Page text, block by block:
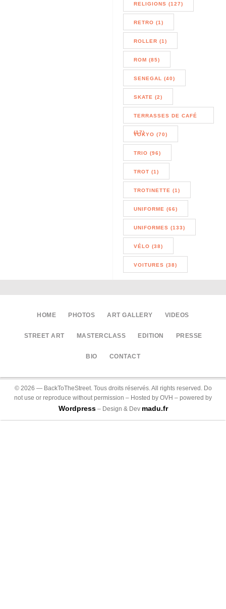
RELIGIONS (127)
RETRO (1)
ROLLER (1)
ROM (85)
SENEGAL (40)
SKATE (2)
TERRASSES DE CAFÉ
(17)
TOKYO (70)
TRIO (96)
TROT (1)
TROTINETTE (1)
UNIFORME (66)
UNIFORMES (133)
VÉLO (38)
VOITURES (38)
HOME PHOTOS ART GALLERY VIDEOS
STREET ART MASTERCLASS EDITION PRESSE
BIO CONTACT
© 2026 — BackToTheStreet. Tous droits réservés. All rights reserved. Do
not use or reproduce without permission – Hosted by OVH – powered by
Wordpress– Design & Dev madu.fr